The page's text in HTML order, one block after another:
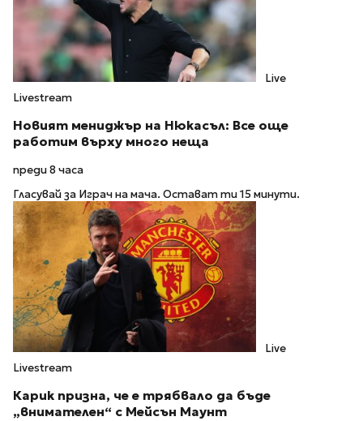
Live
Livestream
Новият мениджър на Нюкасъл: Все още
работим върху много неща
преди 8 часа
Гласувай за Играч на мача. Остават ти 15 минути.
Live
Livestream
Карик призна, че е трябвало да бъде
„внимателен“ с Мейсън Маунт